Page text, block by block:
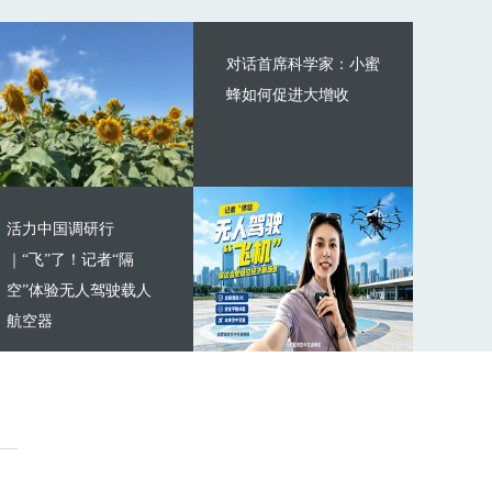
对话首席科学家：小蜜
蜂如何促进大增收
活力中国调研行
｜“飞”了！记者“隔
空”体验无人驾驶载人
航空器